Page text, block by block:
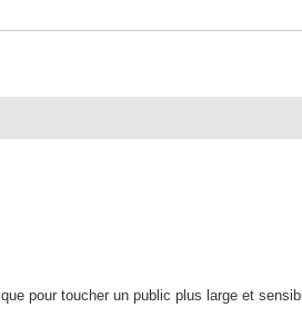
pour toucher un public plus large et